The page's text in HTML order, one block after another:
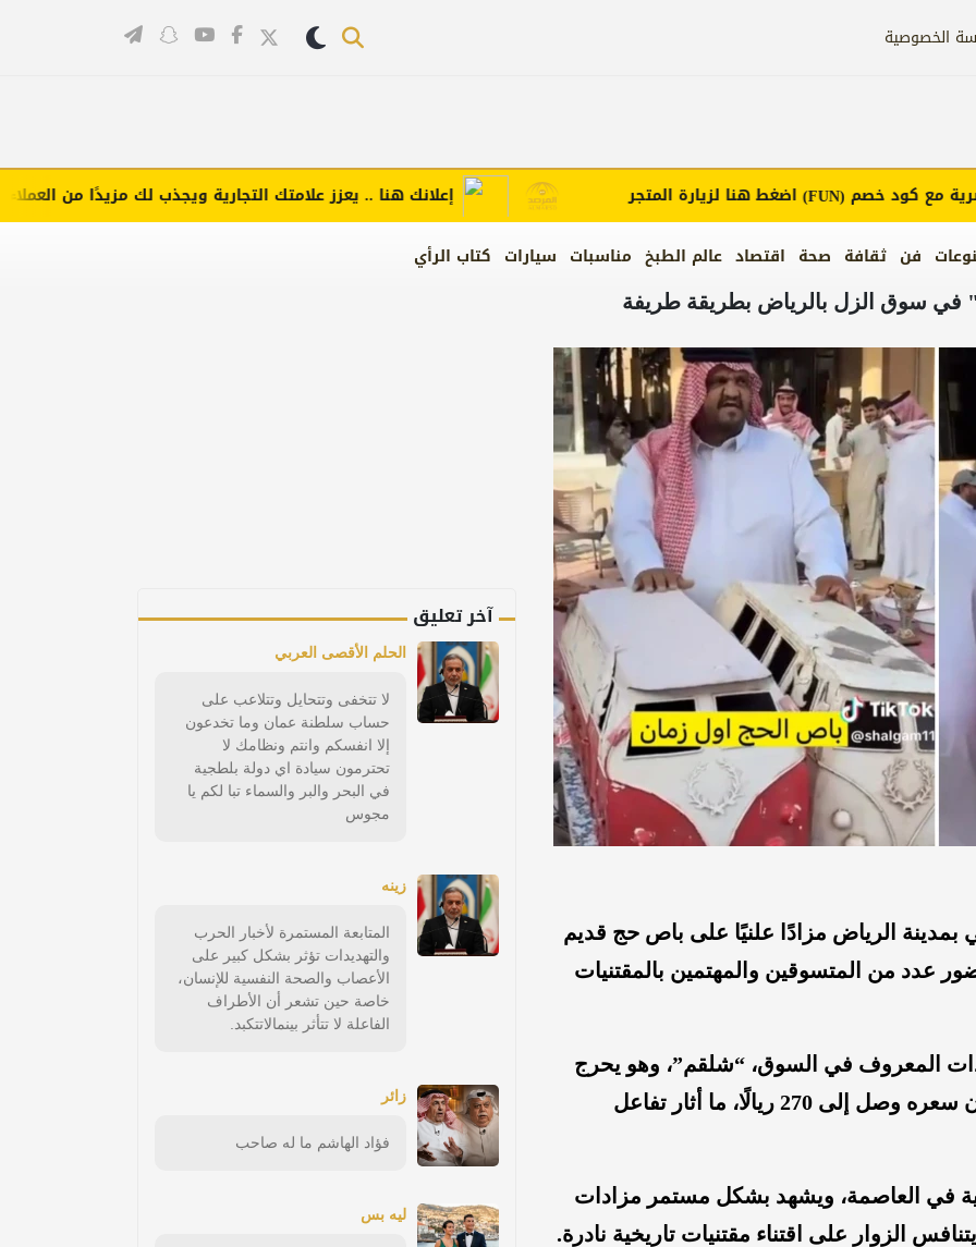
الخصوصية
فن ثقافة صحة اقتصاد عالم الطبخ مناسبات سيارات كتاب الرأي
إعلانك هنا .. يعزز علامتك التجارية ويجذب لك مزيدًا من العملاء كود خصم (FUN)اضغط هنا لزيارة المتجر
في سوق الزل بالرياض بطريقة طريفة
الرياض مزادًا علنيًا على باص حج قديم
عدد من المتسوقين والمهتمين بالمقتنيات
المعروف في السوق، “شلقم”، وهو يحرج
على الباص بطريقة طريفة، حيث أعلن أن سعره وصل إلى 270 ريالًا، ما أثار تفاعل
في العاصمة، ويشهد بشكل مستمر مزادات
الزوار على اقتناء مقتنيات تاريخية نادرة.
آخر تعليق
الحلم الأقصى العربي
لا تتخفى وتتحايل وتتلاعب على
حساب سلطنة عمان وما تخدعون
إلا انفسكم وانتم ونظامك لا
تحترمون سيادة اي دولة بلطجية
في البحر والبر والسماء تبا لكم يا
مجوس
زينه
المتابعة المستمرة لأخبار الحرب
والتهديدات تؤثر بشكل كبير على
الأعصاب والصحة النفسية للإنسان،
خاصة حين تشعر أن الأطراف
الفاعلة لا تتأثر بينمالاتتكبد.
زائر
فؤاد الهاشم ما له صاحب
ليه بس